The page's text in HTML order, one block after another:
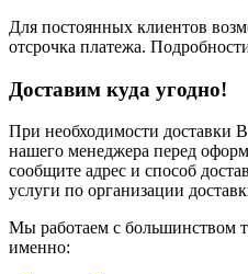
Для постоянных клиентов
отсрочка платежа.
Доставим куда угодно!
При необходимости доставки
нашего менеджера перед
сообщите адрес и способ
услуги по организации
Мы работаем с большинством
именно: